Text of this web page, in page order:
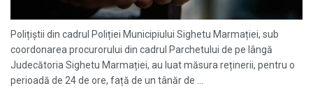
Polițiștii din cadrul Poliției Municipiului Sighetu Marmației, sub
coordonarea procurorului din cadrul Parchetului de pe lângă
Judecătoria Sighetu Marmației, au luat măsura reținerii, pentru o
perioadă de 24 de ore, față de un tânăr de ...